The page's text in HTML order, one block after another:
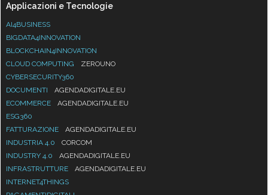
Applicazioni e Tecnologie
AI4BUSINESS
BIGDATA4INNOVATION
BLOCKCHAIN4INNOVATION
CLOUD COMPUTING
ZEROUNO
CYBERSECURITY360
DOCUMENTI
AGENDADIGITALE.EU
ECOMMERCE
AGENDADIGITALE.EU
ESG360
FATTURAZIONE
AGENDADIGITALE.EU
INDUSTRIA 4.0
CORCOM
INDUSTRY 4.0
AGENDADIGITALE.EU
INFRASTRUTTURE
AGENDADIGITALE.EU
INTERNET4THINGS